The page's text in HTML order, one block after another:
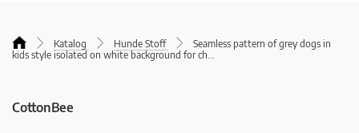
Katalog Hunde Stoff
Seamless pattern of grey dogs in
kids style isolated on white background for ch...
CottonBee